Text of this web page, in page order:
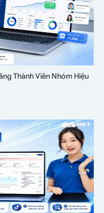
Thành Viên Nhóm Hiệu